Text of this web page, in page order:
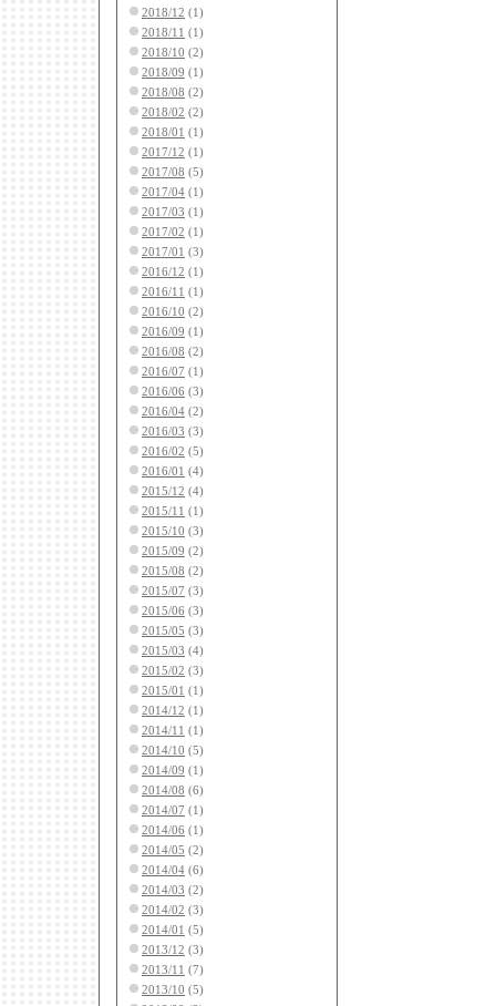
2018/12 (1)
2018/11 (1)
2018/10 (2)
2018/09 (1)
2018/08 (2)
2018/02 (2)
2018/01 (1)
2017/12 (1)
2017/08 (5)
2017/04 (1)
2017/03 (1)
2017/02 (1)
2017/01 (3)
2016/12 (1)
2016/11 (1)
2016/10 (2)
2016/09 (1)
2016/08 (2)
2016/07 (1)
2016/06 (3)
2016/04 (2)
2016/03 (3)
2016/02 (5)
2016/01 (4)
2015/12 (4)
2015/11 (1)
2015/10 (3)
2015/09 (2)
2015/08 (2)
2015/07 (3)
2015/06 (3)
2015/05 (3)
2015/03 (4)
2015/02 (3)
2015/01 (1)
2014/12 (1)
2014/11 (1)
2014/10 (5)
2014/09 (1)
2014/08 (6)
2014/07 (1)
2014/06 (1)
2014/05 (2)
2014/04 (6)
2014/03 (2)
2014/02 (3)
2014/01 (5)
2013/12 (3)
2013/11 (7)
2013/10 (5)